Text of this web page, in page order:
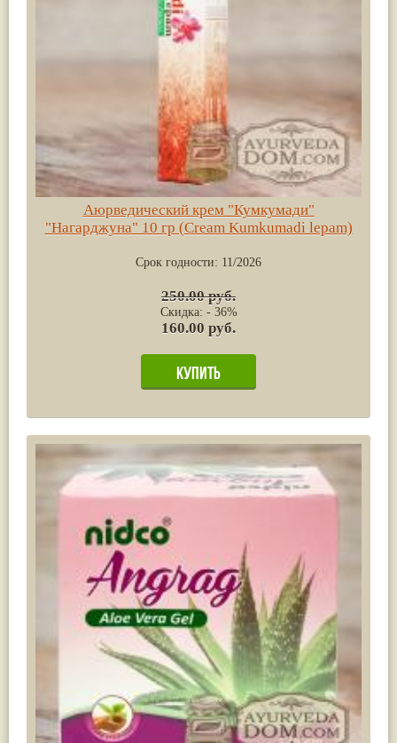
Аюрведический крем "Кумкумади"
"Нагарджуна" 10 гр (Cream Kumkumadi lepam)
Срок годности: 11/2026
250.00 руб.
Скидка: - 36%
160.00 руб.